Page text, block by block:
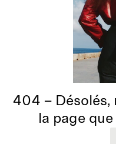
404 – Désolés,
la page